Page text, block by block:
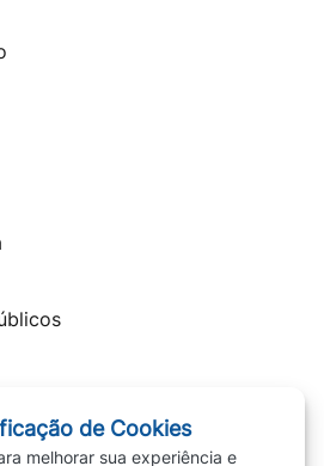
de Cookies
melhorar sua experiência e